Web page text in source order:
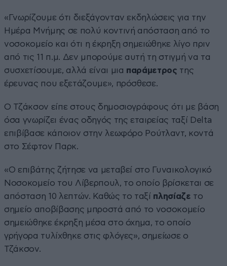
«Γνωρίζουμε ότι διεξάγονταν εκδηλώσεις για την
Ημέρα Μνήμης σε πολύ κοντινή απόσταση από το
νοσοκομείο και ότι η έκρηξη σημειώθηκε λίγο πριν
από τις 11 π.μ. Δεν μπορούμε αυτή τη στιγμή να τα
συσχετίσουμε, αλλά είναι μια παράμετρος της
έρευνας που εξετάζουμε», πρόσθεσε.
O Τζάκσον είπε στους δημοσιογράφους ότι με βάση
όσα γνωρίζει ένας οδηγός της εταιρείας ταξί Delta
επιβίβασε κάποιον στην λεωφόρο Ρούτλαντ, κοντά
στο Σέφτον Παρκ.
«Ο επιβάτης ζήτησε να μεταβεί στο Γυναικολογικό
Νοσοκομείο του Λίβερπουλ, το οποίο βρίσκεται σε
απόσταση 10 λεπτών. Καθώς το ταξί πλησίαζε το
σημείο αποβίβασης μπροστά από το νοσοκομείο
σημειώθηκε έκρηξη μέσα στο όχημα, το οποίο
γρήγορα τυλίχθηκε στις φλόγες», σημείωσε ο
Τζάκσον.